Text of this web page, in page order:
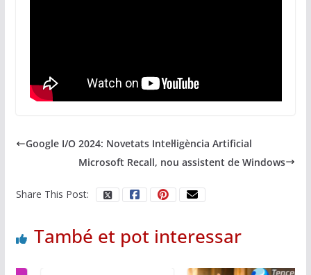
Google I/O 2024: Novetats Intel·ligència Artificial
Microsoft Recall, nou assistent de Windows
Share This Post:
També et pot interessar